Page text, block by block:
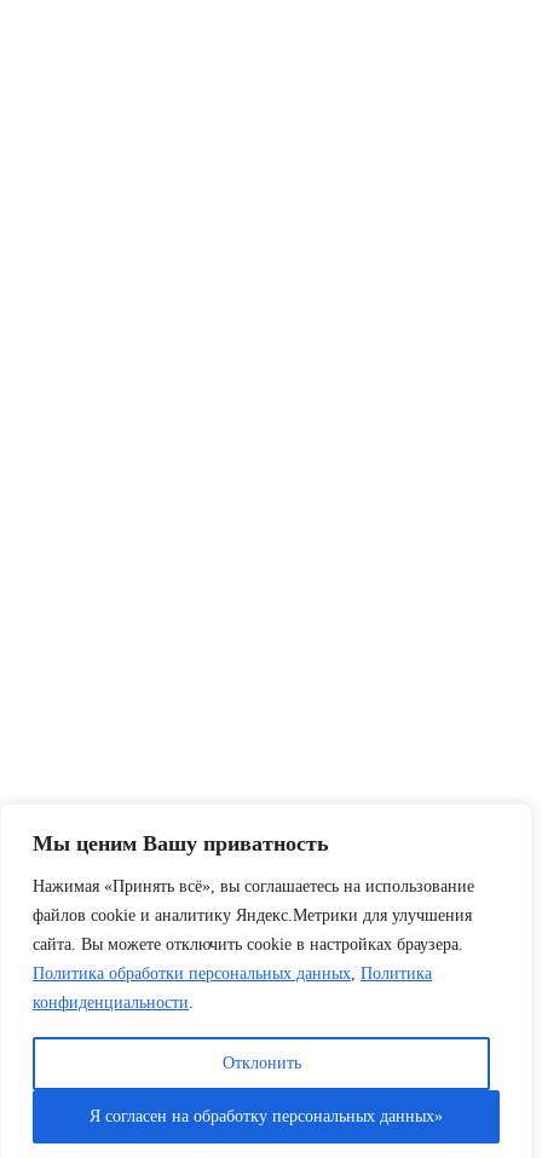
Мы ценим Вашу приватность
Нажимая «Принять всё», вы соглашаетесь на использование
файлов cookie и аналитику Яндекс.Метрики для улучшения
сайта. Вы можете отключить cookie в настройках браузера.
Политика обработки персональных данных, Политика
конфиденциальности.
Отклонить
Я согласен на обработку персональных данных»